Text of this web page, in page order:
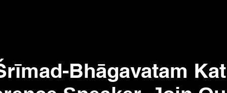
Bhāgavatam